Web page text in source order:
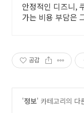
안정적인 디즈니,
가는 비용 부담은
공감
'정보' 카테고리의 다